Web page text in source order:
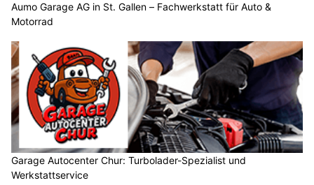
Aumo Garage AG in St. Gallen – Fachwerkstatt für Auto &
Motorrad
Garage Autocenter Chur: Turbolader-Spezialist und
Werkstattservice